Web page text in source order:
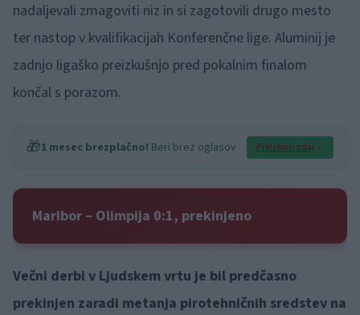
nadaljevali zmagoviti niz in si zagotovili drugo mesto
ter nastop v kvalifikacijah Konferenčne lige. Aluminij je
zadnjo ligaško preizkušnjo pred pokalnim finalom
končal s porazom.
🎁1 mesec brezplačno! Beri brez oglasov Preizkusi zdaj
Maribor – Olimpija 0:1, prekinjeno
Večni derbi v Ljudskem vrtu je bil predčasno
prekinjen zaradi metanja pirotehničnih sredstev na